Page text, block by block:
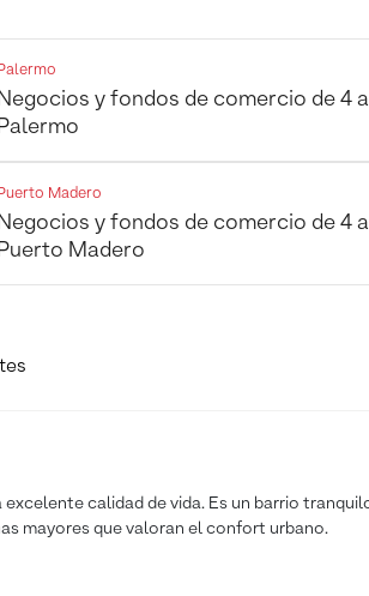
Palermo
Negocios y fondos de comercio de 4
Palermo
Puerto Madero
Negocios y fondos de comercio de 4
Puerto Madero
calidad de vida. Es un barrio
mayores que valoran el confort urbano.